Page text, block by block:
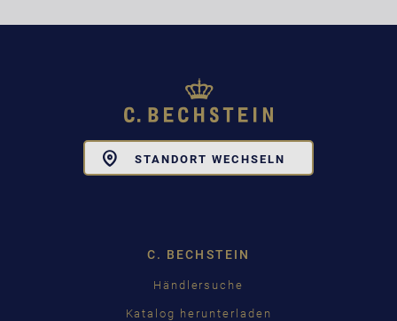
STANDORT WECHSELN
C. BECHSTEIN
Händlersuche
Katalog herunterladen